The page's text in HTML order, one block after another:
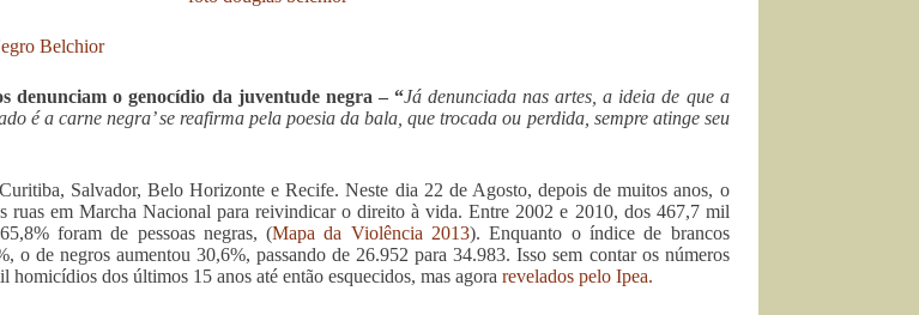
Belchior
denunciam o genocídio da juventude negra – “Já denunciada nas artes, a ideia de que a
é a carne negra’ se reafirma pela poesia da bala, que trocada ou perdida, sempre atinge seu
Salvador, Belo Horizonte e Recife. Neste dia 22 de Agosto, depois de muitos anos, o
ruas em Marcha Nacional para reivindicar o direito à vida. Entre 2002 e 2010, dos 467,7 mil
foram de pessoas negras, (Mapa da Violência 2013). Enquanto o índice de brancos
o de negros aumentou 30,6%, passando de 26.952 para 34.983. Isso sem contar os números
homicídios dos últimos 15 anos até então esquecidos, mas agora revelados pelo Ipea.